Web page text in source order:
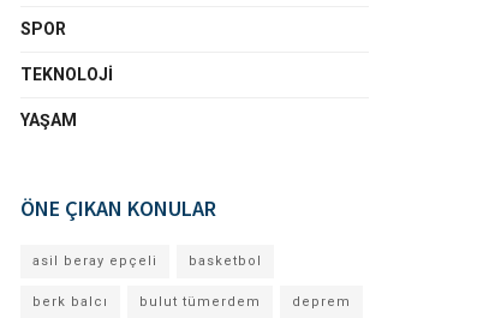
SPOR
TEKNOLOJI
YAŞAM
ÖNE ÇIKAN KONULAR
asil beray epçeli basketbol
berk balcı bulut tümerdem deprem